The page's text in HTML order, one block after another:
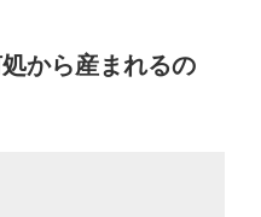
から産まれるの